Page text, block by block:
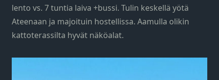
lento vs. 7 tuntia laiva +bussi. Tulin keskellä yötä
Ateenaan ja majoituin hostellissa. Aamulla olikin
kattoterassilta hyvät näköalat.